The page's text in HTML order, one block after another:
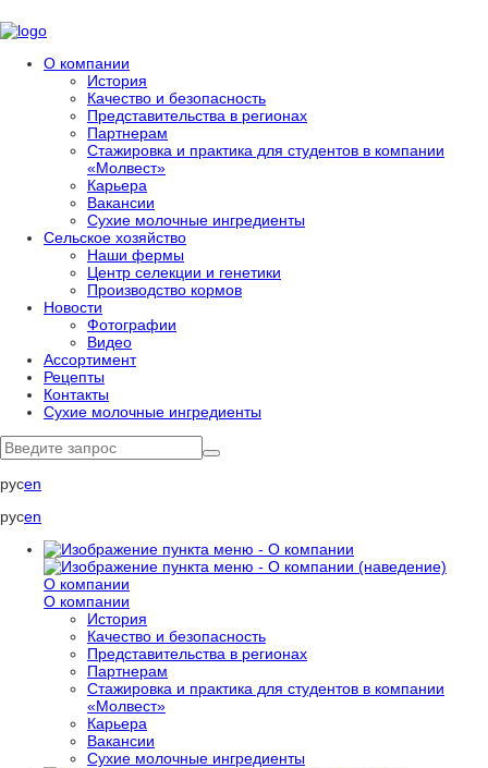
О компании
История
Качество и безопасность
Представительства в регионах
Партнерам
Стажировка и практика для студентов в компании
«Молвест»
Карьера
Вакансии
Сухие молочные ингредиенты
Сельское хозяйство
Наши фермы
Центр селекции и генетики
Производство кормов
Новости
Фотографии
Видео
Ассортимент
Рецепты
Контакты
Сухие молочные ингредиенты
русen
русen
О компании
О компании
История
Качество и безопасность
Представительства в регионах
Партнерам
Стажировка и практика для студентов в компании
«Молвест»
Карьера
Вакансии
Сухие молочные ингредиенты